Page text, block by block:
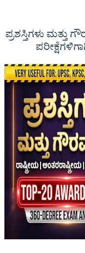
ಪ್ರಶಸ್ತಿಗಳು ಮತ್ತು